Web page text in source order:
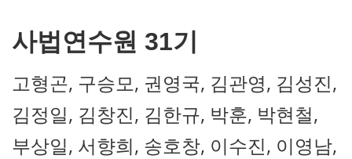
사법연수원 31기
고형곤, 구승모, 권영국, 김관영, 김성진,
김정일, 김창진, 김한규, 박훈, 박현철,
부상일, 서향희, 송호창, 이수진, 이영남,